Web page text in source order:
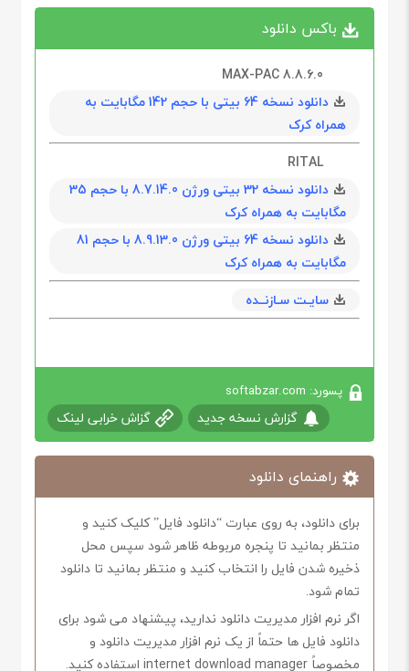
باکس دانلود
MAX-PAC 8.8.6.0
دانلود نسخه 64 بیتی با حجم 142 مگابايت به
همراه کرک
RITAL
دانلود نسخه 32 بیتی ورژن 8.7.14.0 با حجم 35
مگابايت به همراه کرک
دانلود نسخه 64 بیتی ورژن 8.9.13.0 با حجم 81
مگابايت به همراه کرک
سایـت سـازنــده
پسورد: softabzar.com
گزارش نسخه جدید گزاش خرابی لینک
راهنمای دانلود
برای دانلود، به روی عبارت “دانلود فایل” کلیک کنید و
منتظر بمانید تا پنجره مربوطه ظاهر شود سپس محل
ذخیره شدن فایل را انتخاب کنید و منتظر بمانید تا دانلود
تمام شود.
اگر نرم افزار مدیریت دانلود ندارید، پیشنهاد می شود برای
دانلود فایل ها حتماً از یک نرم افزار مدیریت دانلود و
مخصوصاً internet download manager استفاده کنید.